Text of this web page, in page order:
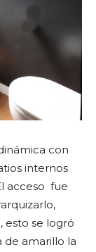
con
internos
acceso fue
esto se logró
de amarillo la